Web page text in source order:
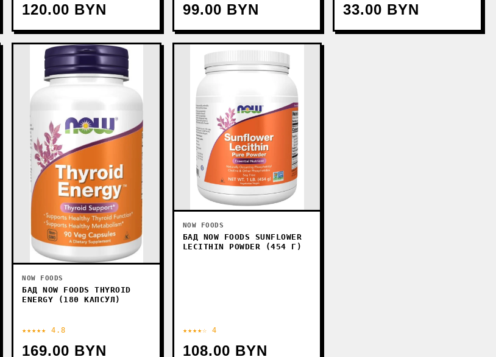
120.00 BYN 99.00 BYN 33.00 BYN
NOW FOODS
БАД NOW FOODS THYROID
ENERGY (180 КАПСУЛ)
★★★★★ 4.8
169.00 BYN
NOW FOODS
БАД NOW FOODS SUNFLOWER
LECITHIN POWDER (454 Г)
★★★★☆ 4
108.00 BYN